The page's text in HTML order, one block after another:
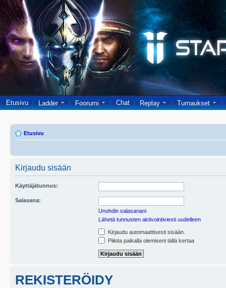
Etusivu Ladder Foorumi Chat Replay Turnaukset
Etusivu
Kirjaudu sisään
Käyttäjätunnus:
Salasana:
Unohdin salasanani
Lähetä tunnusten aktivointiviesti uudelleen
Kirjaudu automaattisesti sisään.
Piilota paikalla olemiseni tällä kertaa
REKISTERÖIDY